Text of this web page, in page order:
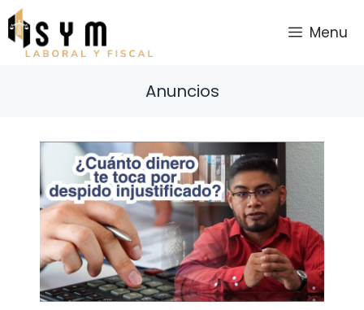
Saltar
al
contenido
Menu
Anuncios